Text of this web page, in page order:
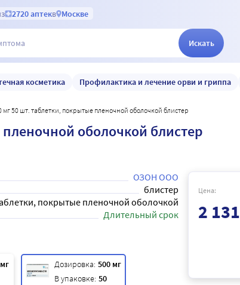
2720 аптекв Москве
Искать
косметика Профилактика и лечение орви и гриппа
мг 50 шт. таблетки, покрытые пленочной оболочкой блистер
оболочкой блистер
ОЗОН ООО
блистер
покрытые пленочной оболочкой
Длительный срок
Дозировка: 500 мг
В упаковке: 50
Цена:
2 131